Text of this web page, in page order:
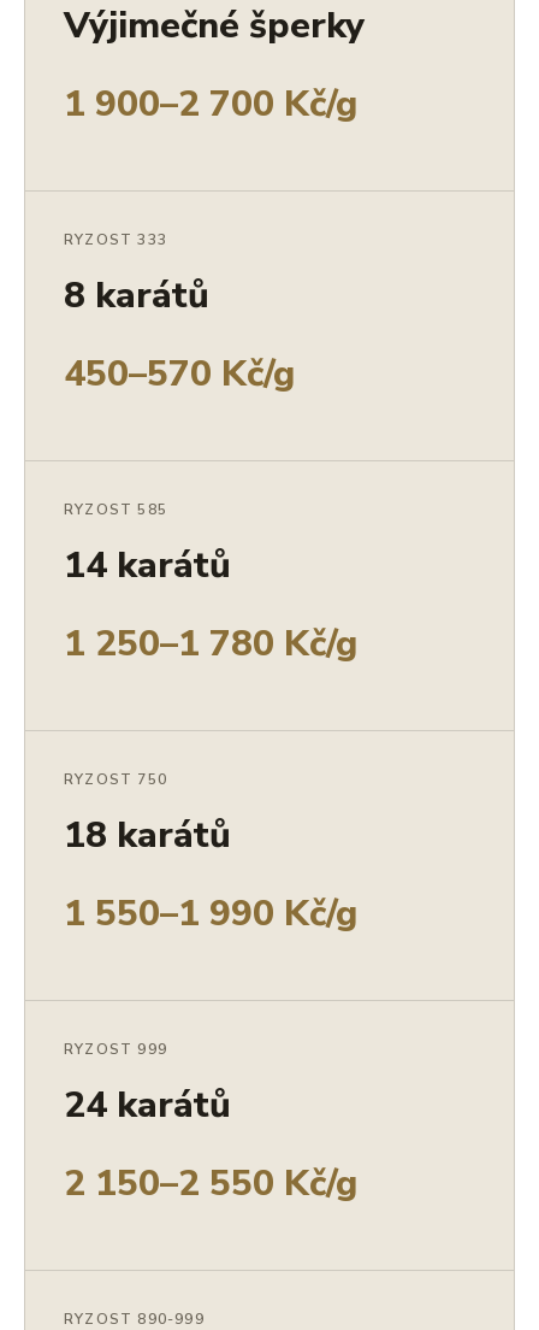
Výjimečné šperky
1 900–2 700 Kč/g
RYZOST 333
8 karátů
450–570 Kč/g
RYZOST 585
14 karátů
1 250–1 780 Kč/g
RYZOST 750
18 karátů
1 550–1 990 Kč/g
RYZOST 999
24 karátů
2 150–2 550 Kč/g
RYZOST 890-999